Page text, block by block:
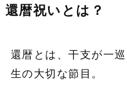
還暦祝いとは？
還暦とは、干支が一
生の大切な節目。